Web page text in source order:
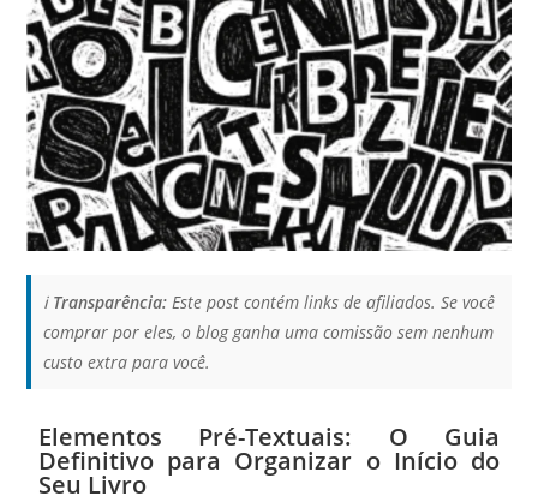
ℹ️ Transparência: Este post contém links de afiliados. Se você
comprar por eles, o blog ganha uma comissão sem nenhum
custo extra para você.
Elementos Pré-Textuais: O Guia
Definitivo para Organizar o Início do
Seu Livro